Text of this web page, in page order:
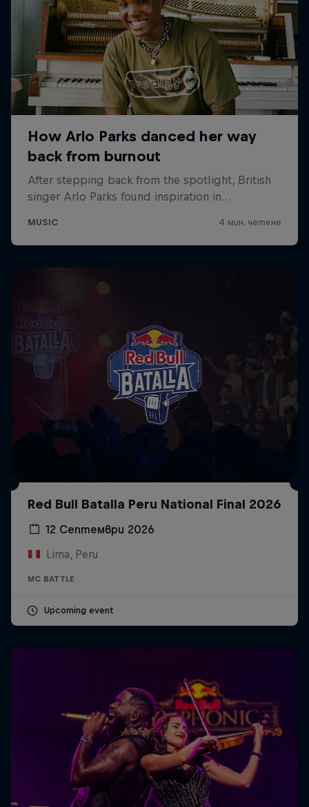
Red Bull Batalla Peru National Final 2026
12 Септември 2026
Lima, Peru
MC BATTLE
Upcoming event